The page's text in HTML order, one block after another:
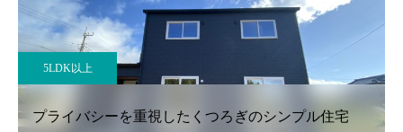
3LDK
圧倒的な建築美 家族を包み込む無垢の家